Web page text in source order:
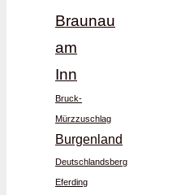
Braunau
am
Inn
Bruck-
Mürzzuschlag
Burgenland
Deutschlandsberg
Eferding